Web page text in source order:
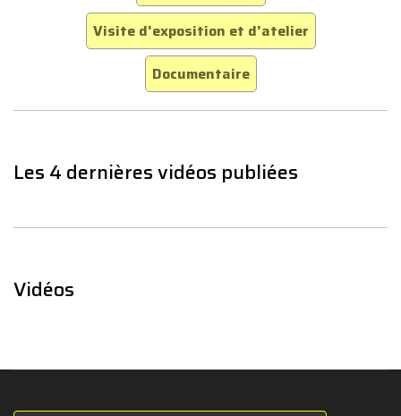
Visite d'exposition et d'atelier
Documentaire
Les 4 dernières vidéos publiées
Vidéos